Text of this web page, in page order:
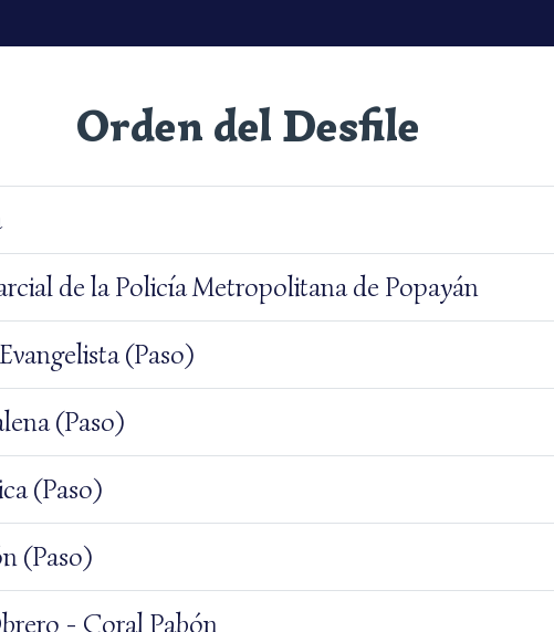
Orden del Desfile
de la Policía Metropolitana de Popayán
(Paso)
(Paso)
(Paso)
(Paso)
- Coral Pabón